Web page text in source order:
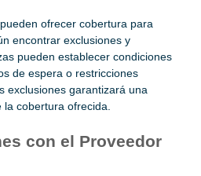
ofrecer cobertura para
encontrar exclusiones y
pueden establecer condiciones
de espera o restricciones
exclusiones garantizará una
cobertura ofrecida.
con el Proveedor